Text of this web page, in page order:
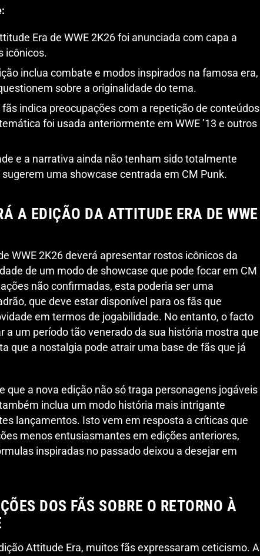
Era de WWE 2K26 foi anunciada com capa a
icônicos.
inclua combate e modos inspirados na famosa era,
sobre a originalidade do tema.
indica preocupações com a repetição de conteúdos
foi usada anteriormente em WWE ’13 e outros
e a narrativa ainda não tenham sido totalmente
uma showcase centrada em CM Punk.
A EDIÇÃO DA ATTITUDE ERA DE WWE
WWE 2K26 deverá apresentar rostos icônicos da
de um modo de showcase que pode focar em CM
não confirmadas, esta poderia ser uma
que deve estar disponível para os fãs que
em termos de jogabilidade. No entanto, o facto
a um período tão venerado da sua história mostra que
que a nostalgia pode atrair uma base de fãs que já
que a nova edição não só traga personagens jogáveis
inclua um modo história mais intrigante
lançamentos. Isto vem em resposta a críticas que
menos entusiasmantes em edições anteriores,
inspiradas no passado deixou a desejar em
DOS FÃS SOBRE O RETORNO À
Attitude Era, muitos fãs expressaram ceticismo. A